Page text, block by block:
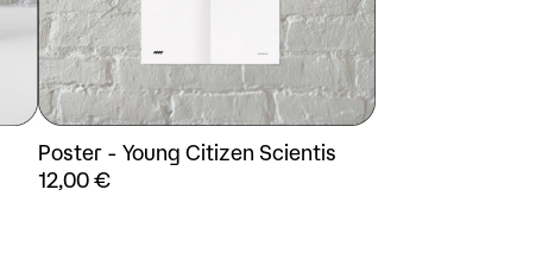
Poster - Young Citizen Scientis
12,00 €